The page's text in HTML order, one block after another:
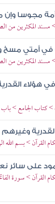
مجوسا وإن
مسند المكثرين من
أمتي مسخ
مسند المكثرين من
في هؤلاء
كتاب الجامع > باب
القرآن > بسم الله
على سائر
القرآن > سورة